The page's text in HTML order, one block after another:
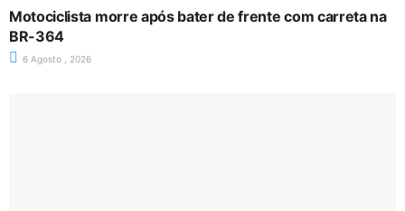
Motociclista morre após bater de frente com carreta na
BR-364
6 Agosto , 2026